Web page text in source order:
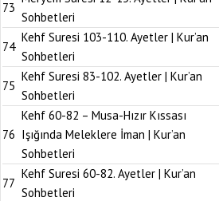
73
Sohbetleri
74
Kehf Suresi 103-110. Ayetler | Kur’an
Sohbetleri
75
Kehf Suresi 83-102. Ayetler | Kur’an
Sohbetleri
76
Kehf 60-82 – Musa-Hızır Kıssası
Işığında Meleklere İman | Kur’an
Sohbetleri
77
Kehf Suresi 60-82. Ayetler | Kur’an
Sohbetleri